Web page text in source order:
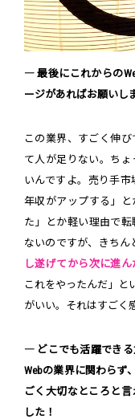
― 最後にこれからの
ージがあればお願いし
この業界、すごく伸
て人が足りない。ち
いんですよ。売り手
年収がアップする」
た」とか軽い理由で
ないのですが、きちん
し遂げてから次に進
これをやったんだ」と
がいい。それはすごく
― どこでも活躍できる
Webの業界に関わらず
ごく大切なところと
した！